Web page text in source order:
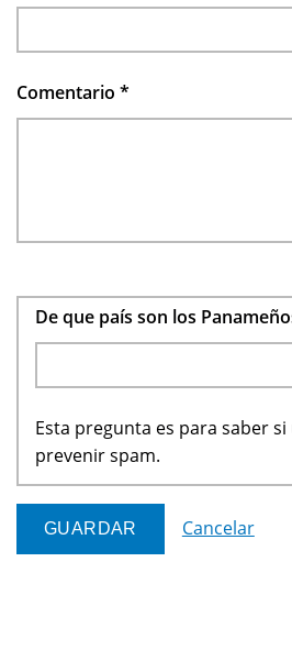
Comentario *
De que país son los
Esta pregunta es para saber
prevenir spam.
Cancelar